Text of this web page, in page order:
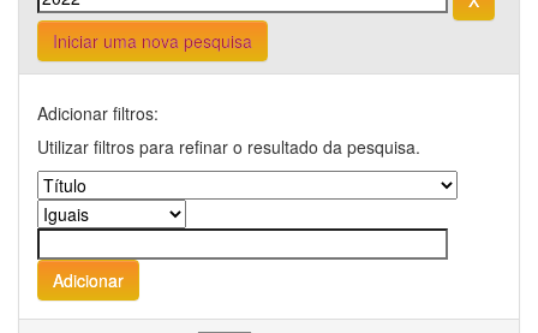
Iniciar uma nova pesquisa
Adicionar filtros:
Utilizar filtros para refinar o resultado da pesquisa.